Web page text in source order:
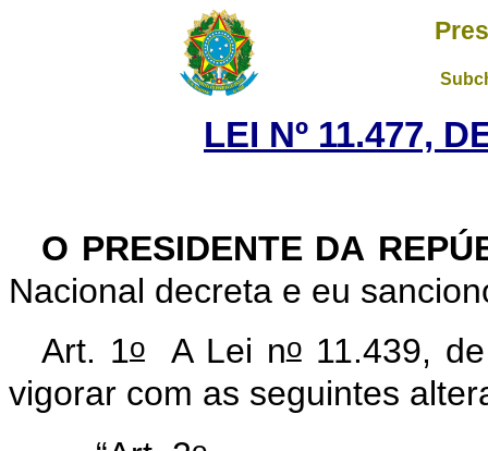
LEI Nº 11.477,
O PRESIDENTE DA
Nacional decreta e eu
Art. 1oA Lei no11.439,
vigorar com as seguintes